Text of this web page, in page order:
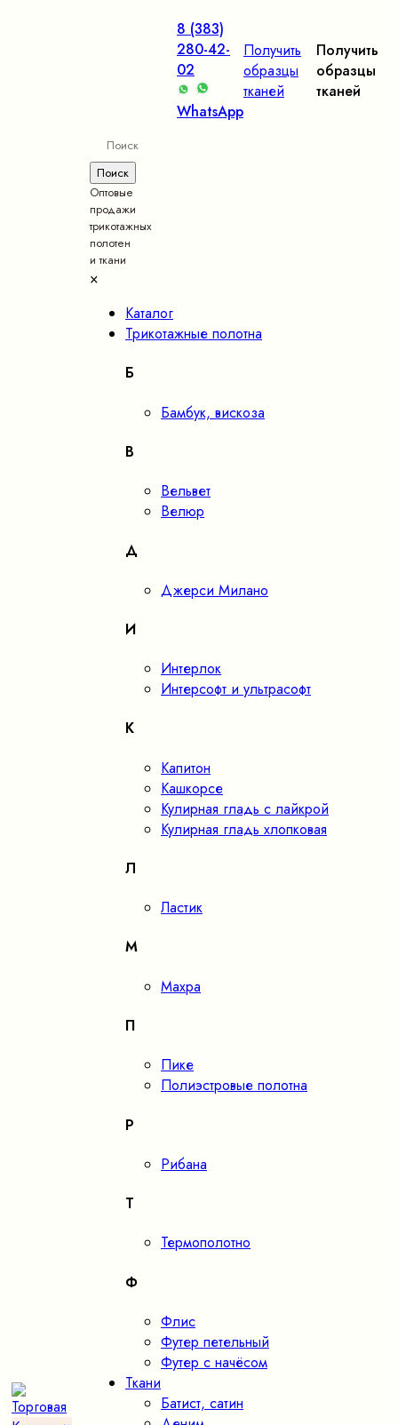
8 (383)
280-42-
02
WhatsApp
Получить
образцы
тканей
Получить
образцы
тканей
Оптовые
продажи
трикотажных
полотен
и ткани
×
Каталог
Трикотажные полотна
Б
Бамбук, вискоза
В
Вельвет
Велюр
Д
Джерси Милано
И
Интерлок
Интерсофт и ультрасофт
К
Капитон
Кашкорсе
Кулирная гладь с лайкрой
Кулирная гладь хлопковая
Л
Ластик
М
Махра
П
Пике
Полиэстровые полотна
Р
Рибана
Т
Термополотно
Ф
Флис
Футер петельный
Футер с начёсом
Ткани
Батист, сатин